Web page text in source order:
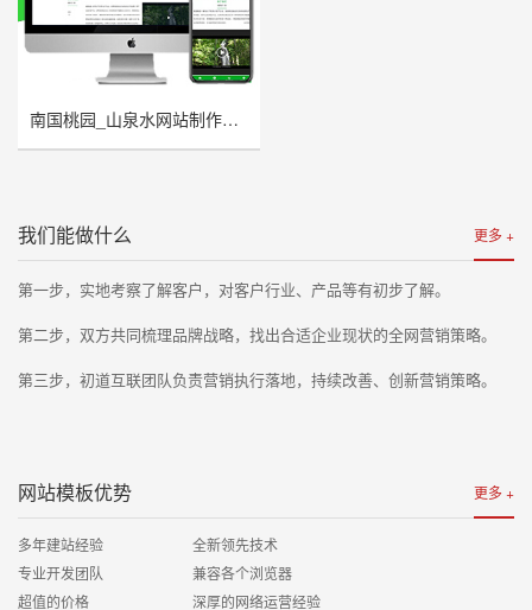
南国桃园_山泉水网站制作案例
更多 +
我们能做什么
第一步，实地考察了解客户， 对客户行业、产品等有初步了解。
第二步，双方共同梳理品牌战略， 找出合适企业现状的全网营销策略。
第三步，初道互联团队负责营销执行落地 ，持续改善、创新营销策略。
更多 +
网站模板优势
多年建站经验 全新领先技术
专业开发团队 兼容各个浏览器
超值的价格 深厚的网络运营经验